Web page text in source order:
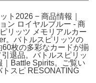
ト2026 − 商品情報｜
ン ロイヤルブルー - 商
リッツ メモリアルカー
。バトルスピリッツの
60枚の多彩なカードが揃
引退品。バトルスピリッ
｜Battle Spirits。ご覧い
スピ RESONATING